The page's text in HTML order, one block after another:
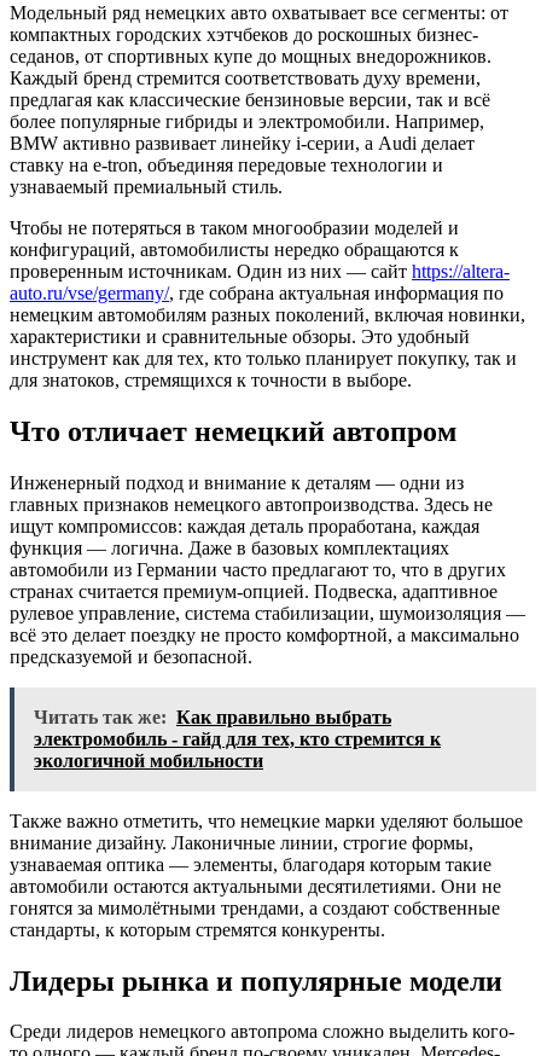
Модельный ряд немецких авто охватывает все сегменты: от
компактных городских хэтчбеков до роскошных бизнес-
седанов, от спортивных купе до мощных внедорожников.
Каждый бренд стремится соответствовать духу времени,
предлагая как классические бензиновые версии, так и всё
более популярные гибриды и электромобили. Например,
BMW активно развивает линейку i-серии, а Audi делает
ставку на e-tron, объединяя передовые технологии и
узнаваемый премиальный стиль.
Чтобы не потеряться в таком многообразии моделей и
конфигураций, автомобилисты нередко обращаются к
проверенным источникам. Один из них — сайт https://altera-
auto.ru/vse/germany/, где собрана актуальная информация по
немецким автомобилям разных поколений, включая новинки,
характеристики и сравнительные обзоры. Это удобный
инструмент как для тех, кто только планирует покупку, так и
для знатоков, стремящихся к точности в выборе.
Что отличает немецкий автопром
Инженерный подход и внимание к деталям — одни из
главных признаков немецкого автопроизводства. Здесь не
ищут компромиссов: каждая деталь проработана, каждая
функция — логична. Даже в базовых комплектациях
автомобили из Германии часто предлагают то, что в других
странах считается премиум-опцией. Подвеска, адаптивное
рулевое управление, система стабилизации, шумоизоляция —
всё это делает поездку не просто комфортной, а максимально
предсказуемой и безопасной.
Читать так же: Как правильно выбрать
электромобиль - гайд для тех, кто стремится к
экологичной мобильности
Также важно отметить, что немецкие марки уделяют большое
внимание дизайну. Лаконичные линии, строгие формы,
узнаваемая оптика — элементы, благодаря которым такие
автомобили остаются актуальными десятилетиями. Они не
гонятся за мимолётными трендами, а создают собственные
стандарты, к которым стремятся конкуренты.
Лидеры рынка и популярные модели
Среди лидеров немецкого автопрома сложно выделить кого-